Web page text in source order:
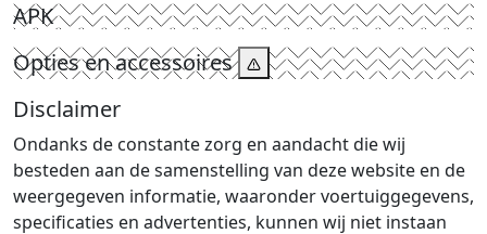
APK
Opties en accessoires
Disclaimer
Ondanks de constante zorg en aandacht die wij
besteden aan de samenstelling van deze website en de
weergegeven informatie, waaronder voertuiggegevens,
specificaties en advertenties, kunnen wij niet instaan